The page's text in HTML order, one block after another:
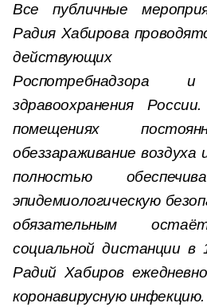
Все публичные
Радия Хабирова
действующих
Роспотребнадзора
здравоохранения
помещениях
обеззараживание
полностью
эпидемиологическую
обязательным
социальной дистанции
Радий Хабиров
коронавирусную инфекцию.